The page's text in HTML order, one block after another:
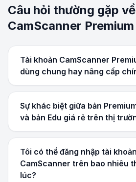
Câu hỏi thường gặp về
CamScanner Premium
Tài khoản CamScanner
dùng chung hay nâng cấp
Sự khác biệt giữa bản
và bản Edu giá rẻ trên thị
Tôi có thể đăng nhập tài khoản
CamScanner trên bao nhiêu
lúc?